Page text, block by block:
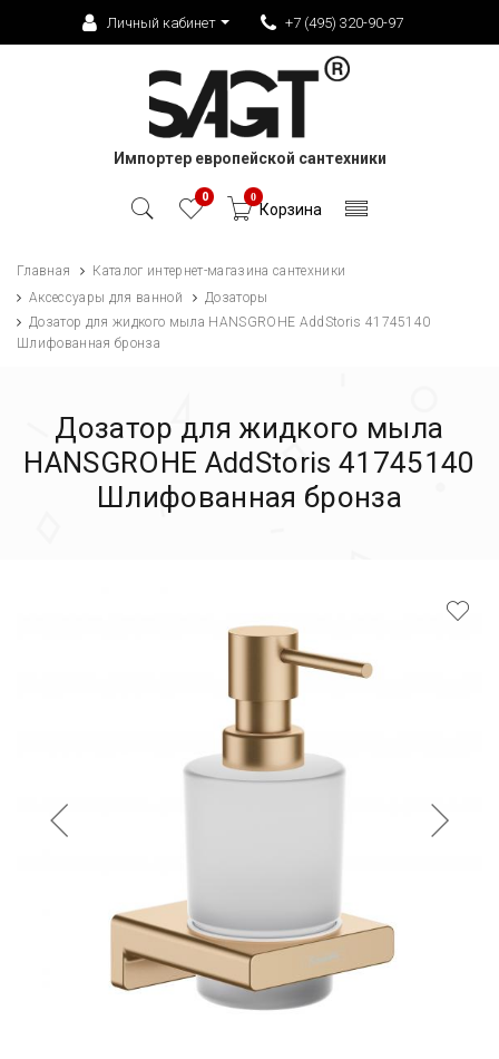
Личный кабинет +7 (495) 320-90-97
Импортер европейской сантехники
0 0
Корзина
Главная
Каталог интернет-магазина сантехники
Аксессуары для ванной
Дозаторы
Дозатор для жидкого мыла HANSGROHE AddStoris 41745140
Шлифованная бронза
Дозатор для жидкого мыла
HANSGROHE AddStoris 41745140
Шлифованная бронза